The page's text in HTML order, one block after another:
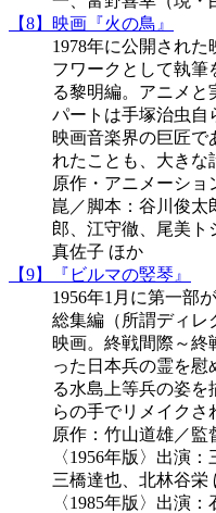
【8】映画『火の鳥』
1978年に公開され
フワークとして執筆
る黎明編。アニメと
パートは手塚治虫自
映画音楽界の巨匠で
れたことも、大きな
原作・アニメーショ
崑／脚本：谷川俊太
郎、江守徹、尾美ト
真佐子 ほか
【9】『ビルマの竪琴』
1956年1月に第一部
総集編（所謂ディレ
映画。終戦間際～終
った日本兵の霊を
る水島上等兵の姿を
らの手でリメイクさ
原作：竹山道雄／
〈1956年版〉出演
三橋達也、北林谷栄
〈1985年版〉出演